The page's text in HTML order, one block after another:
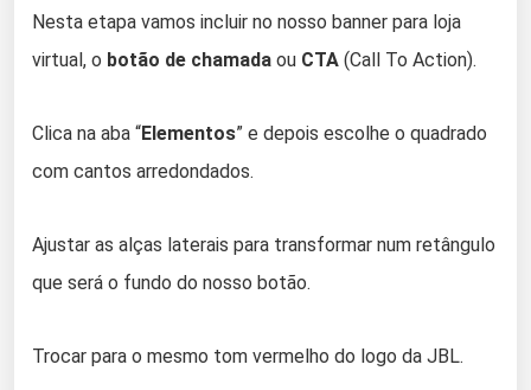
Nesta etapa vamos incluir no nosso banner para loja
virtual, o botão de chamada ou CTA (Call To Action).
Clica na aba “Elementos” e depois escolhe o quadrado
com cantos arredondados.
Ajustar as alças laterais para transformar num retângulo
que será o fundo do nosso botão.
Trocar para o mesmo tom vermelho do logo da JBL.